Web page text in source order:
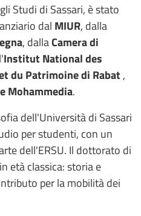
Studi di Sassari, è stato
dal MIUR, dalla
, dallaCamera di
Institut National des
du Patrimoine di Rabat ,
Mohammedia.
dell'Università di Sassari
per studenti, con un
dell'ERSU. Il dottorato di
età classica: storia e
per la mobilità dei